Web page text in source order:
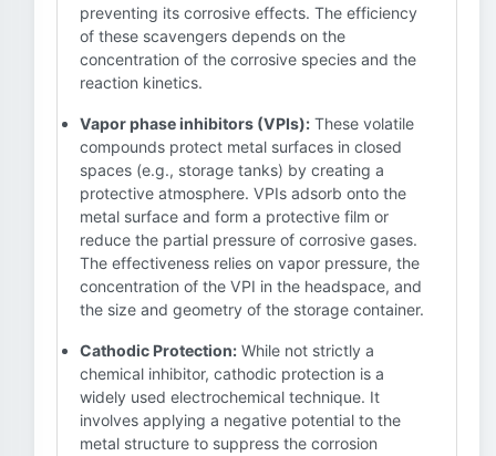
preventing its corrosive effects. The efficiency
of these scavengers depends on the
concentration of the corrosive species and the
reaction kinetics.
Vapor phase inhibitors (VPIs): These volatile
compounds protect metal surfaces in closed
spaces (e.g., storage tanks) by creating a
protective atmosphere. VPIs adsorb onto the
metal surface and form a protective film or
reduce the partial pressure of corrosive gases.
The effectiveness relies on vapor pressure, the
concentration of the VPI in the headspace, and
the size and geometry of the storage container.
Cathodic Protection: While not strictly a
chemical inhibitor, cathodic protection is a
widely used electrochemical technique. It
involves applying a negative potential to the
metal structure to suppress the corrosion